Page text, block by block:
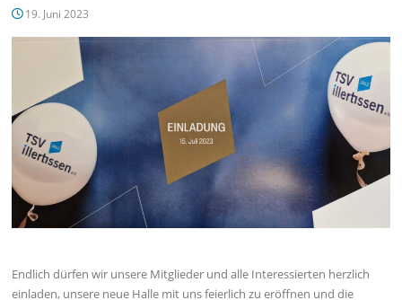
19. Juni 2023
Endlich dürfen wir unsere Mitglieder und alle Interessierten herzlich
einladen, unsere neue Halle mit uns feierlich zu eröffnen und die